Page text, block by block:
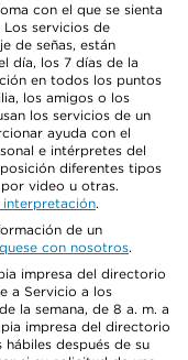
con el que se sienta
servicios de
de señas, están
día, los 7 días de la
en todos los puntos
los amigos o los
los servicios de un
ayuda con el
e intérpretes del
diferentes tipos
video u otras.
interpretación.
de un
con nosotros.
impresa del directorio
a Servicio a los
la semana, de 8 a. m. a
impresa del directorio
después de su